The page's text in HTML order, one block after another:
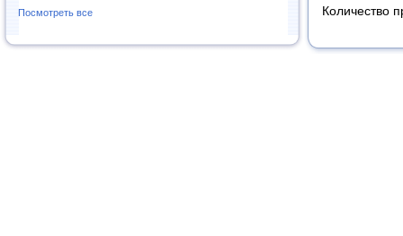
Посмотреть все Количество